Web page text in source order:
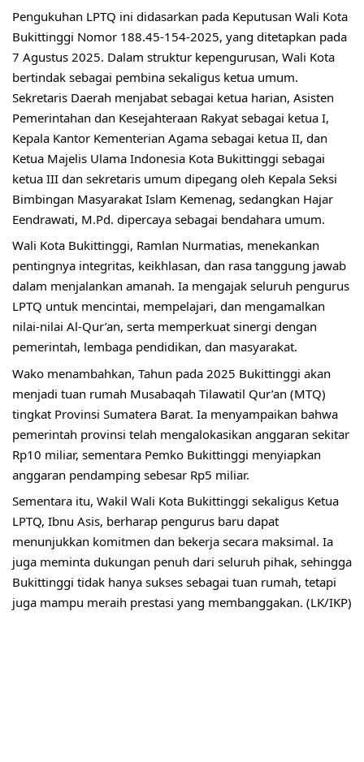
Pengukuhan LPTQ ini didasarkan pada Keputusan Wali Kota
Bukittinggi Nomor 188.45-154-2025, yang ditetapkan pada
7 Agustus 2025. Dalam struktur kepengurusan, Wali Kota
bertindak sebagai pembina sekaligus ketua umum.
Sekretaris Daerah menjabat sebagai ketua harian, Asisten
Pemerintahan dan Kesejahteraan Rakyat sebagai ketua I,
Kepala Kantor Kementerian Agama sebagai ketua II, dan
Ketua Majelis Ulama Indonesia Kota Bukittinggi sebagai
ketua III dan sekretaris umum dipegang oleh Kepala Seksi
Bimbingan Masyarakat Islam Kemenag, sedangkan Hajar
Eendrawati, M.Pd. dipercaya sebagai bendahara umum.
Wali Kota Bukittinggi, Ramlan Nurmatias, menekankan
pentingnya integritas, keikhlasan, dan rasa tanggung jawab
dalam menjalankan amanah. Ia mengajak seluruh pengurus
LPTQ untuk mencintai, mempelajari, dan mengamalkan
nilai-nilai Al-Qur’an, serta memperkuat sinergi dengan
pemerintah, lembaga pendidikan, dan masyarakat.
Wako menambahkan, Tahun pada 2025 Bukittinggi akan
menjadi tuan rumah Musabaqah Tilawatil Qur’an (MTQ)
tingkat Provinsi Sumatera Barat. Ia menyampaikan bahwa
pemerintah provinsi telah mengalokasikan anggaran sekitar
Rp10 miliar, sementara Pemko Bukittinggi menyiapkan
anggaran pendamping sebesar Rp5 miliar.
Sementara itu, Wakil Wali Kota Bukittinggi sekaligus Ketua
LPTQ, Ibnu Asis, berharap pengurus baru dapat
menunjukkan komitmen dan bekerja secara maksimal. Ia
juga meminta dukungan penuh dari seluruh pihak, sehingga
Bukittinggi tidak hanya sukses sebagai tuan rumah, tetapi
juga mampu meraih prestasi yang membanggakan. (LK/IKP)